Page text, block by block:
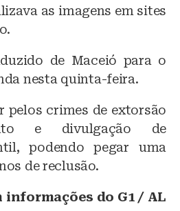
as imagens em sites
de Maceió para o
nesta quinta-feira.
pelos crimes de extorsão
e divulgação de
podendo pegar uma
de reclusão.
informações do G1 / AL